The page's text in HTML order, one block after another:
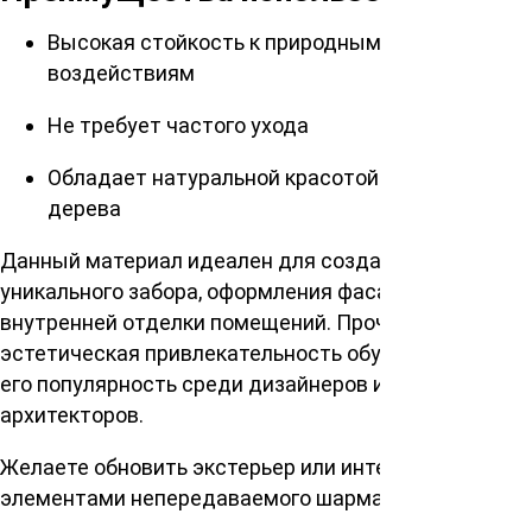
Высокая стойкость к природным
воздействиям
Не требует частого ухода
Обладает натуральной красотой и теплотой
дерева
Данный материал идеален для создания
уникального забора, оформления фасада здания или
внутренней отделки помещений. Прочность и
эстетическая привлекательность обусловливают
его популярность среди дизайнеров и
архитекторов.
Желаете обновить экстерьер или интерьер с
элементами непередаваемого шарма и